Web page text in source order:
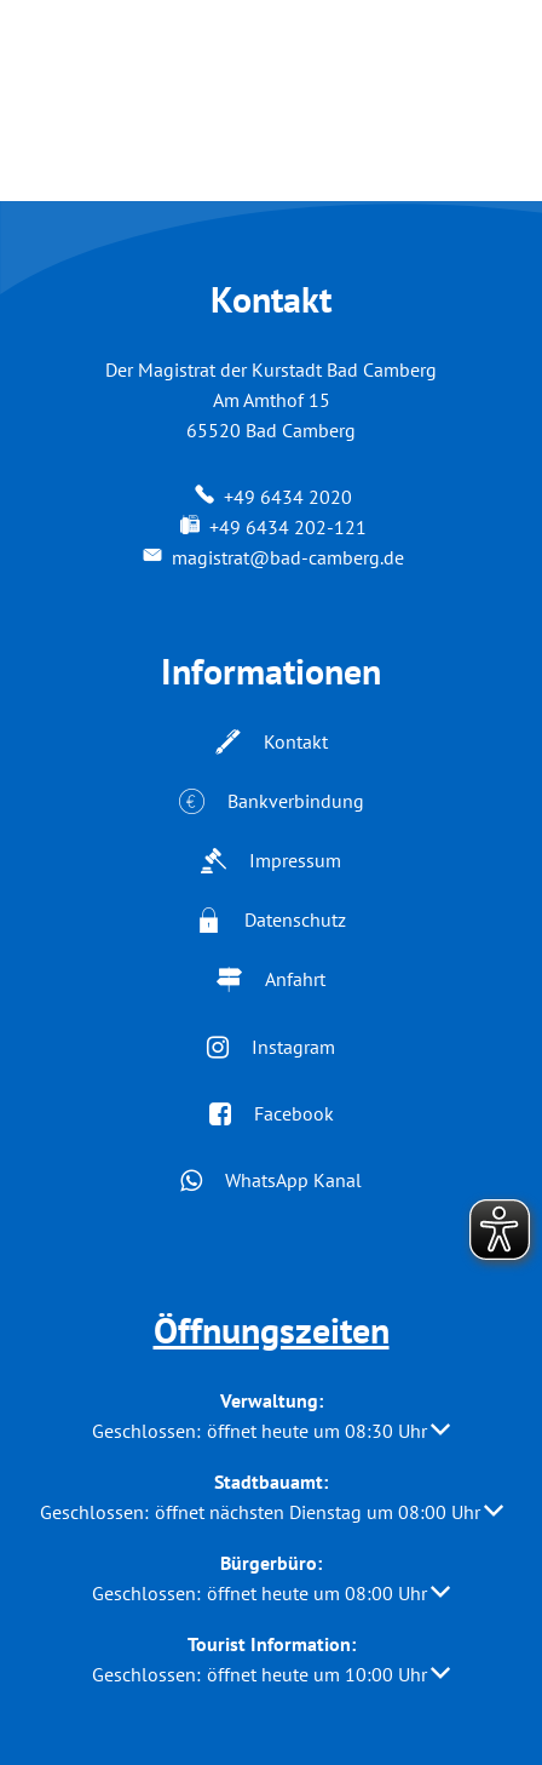
Kontakt
Der Magistrat der Kurstadt Bad Camberg
Am Amthof 15
65520 Bad Camberg
+49 6434 2020
+49 6434 202-121
magistrat@bad-camberg.de
Informationen
Kontakt
Bankverbindung
Impressum
Datenschutz
Anfahrt
Instagram
Facebook
WhatsApp Kanal
Öffnungszeiten
Verwaltung:
Klicken, um weitere Öffnungs- oder Schließzeiten
Geschlossen: öffnet heute um 08:30 Uhr
Stadtbauamt:
Klicken, um weitere Öffnungs- oder Schließzeiten
Geschlossen: öffnet nächsten Dienstag um 08:00 Uhr
Bürgerbüro:
Klicken, um weitere Öffnungs- oder Schließzeiten
Geschlossen: öffnet heute um 08:00 Uhr
Tourist Information:
Klicken, um weitere Öffnungs- oder Schließzeiten
Geschlossen: öffnet heute um 10:00 Uhr